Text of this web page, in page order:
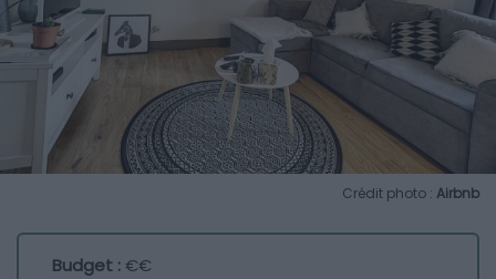
Crédit photo : Airbnb
Budget :€€